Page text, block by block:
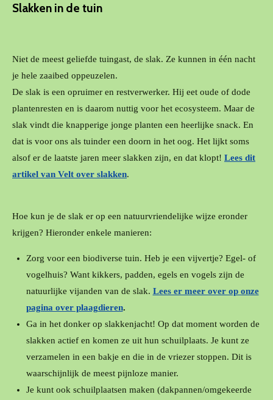
Slakken in de tuin
Niet de meest geliefde tuingast, de slak. Ze kunnen in één nacht
je hele zaaibed oppeuzelen.
De slak is een opruimer en restverwerker. Hij eet oude of dode
plantenresten en is daarom nuttig voor het ecosysteem. Maar de
slak vindt die knapperige jonge planten een heerlijke snack. En
dat is voor ons als tuinder een doorn in het oog. Het lijkt soms
alsof er de laatste jaren meer slakken zijn, en dat klopt! Lees dit
artikel van Velt over slakken.
Hoe kun je de slak er op een natuurvriendelijke wijze eronder
krijgen? Hieronder enkele manieren:
Zorg voor een biodiverse tuin. Heb je een vijvertje? Egel- of
vogelhuis? Want kikkers, padden, egels en vogels zijn de
natuurlijke vijanden van de slak. Lees er meer over op onze
pagina over plaagdieren.
Ga in het donker op slakkenjacht! Op dat moment worden de
slakken actief en komen ze uit hun schuilplaats. Je kunt ze
verzamelen in een bakje en die in de vriezer stoppen. Dit is
waarschijnlijk de meest pijnloze manier.
Je kunt ook schuilplaatsen maken (dakpannen/omgekeerde